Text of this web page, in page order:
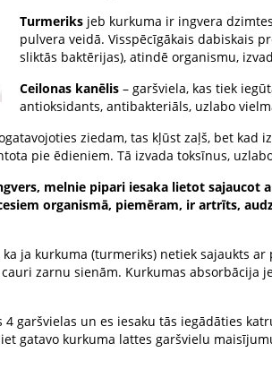
Turmeriks jeb kurkuma ir ingvera
pulvera veidā. Visspēcīgākais dabiskais
sliktās baktērijas), atindē organismu,
Ceilonas kanēlis – garšviela, kas tiek
antioksidants, antibakteriāls, uzlabo
ziedam, tas kļūst zaļš, bet kad
pie ēdieniem. Tā izvada toksīnus,
melnie pipari iesaka lietot sajaucot
organismā, piemēram, ir artrīts,
ja kurkuma (turmeriks) netiek sajaukts
zarnu sienām. Kurkumas absorbācija
garšvielas un es iesaku tās iegādāties
gatavo kurkuma lattes garšvielu